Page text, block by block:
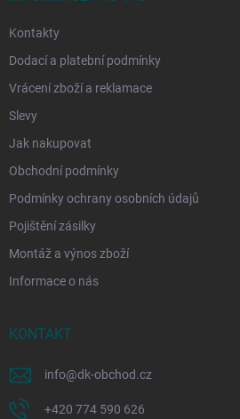
Kontakty
Dodací a platební podmínky
Vrácení zboží a reklamace
Slevy
Jak nakupovat
Obchodní podmínky
Podmínky ochrany osobních údajů
Pojištění zásilky
Montáž a výnos zboží
Informace o nás
KONTAKT
info@dk-obchod.cz
+420 774 590 626